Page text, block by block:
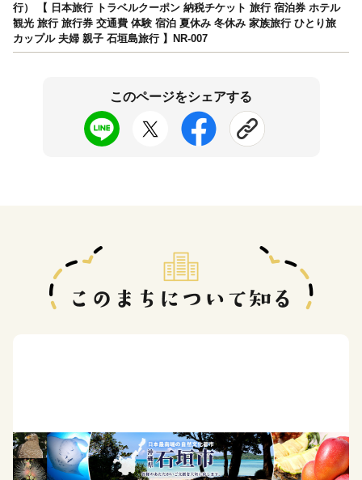
行） 【 日本旅行 トラベルクーポン 納税チケット 旅行 宿泊券 ホテル
観光 旅行 旅行券 交通費 体験 宿泊 夏休み 冬休み 家族旅行 ひとり旅
カップル 夫婦 親子 石垣島旅行 】NR-007
このページをシェアする